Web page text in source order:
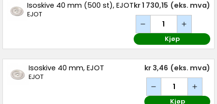
Isoskive 40 mm (500 st), EJOT
EJOT
kr 1 730,15 (eks. mva)
Kjøp
Isoskive 40 mm, EJOT
EJOT
kr 3,46 (eks. mva)
Kjøp